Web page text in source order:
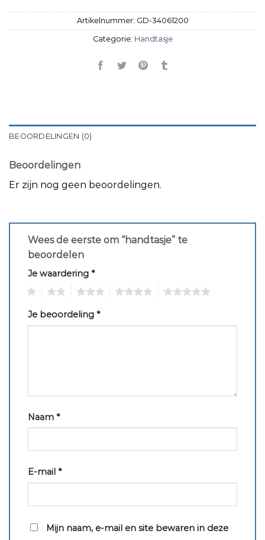
Artikelnummer: GD-34061200
Categorie: Handtasje
BEOORDELINGEN (0)
Beoordelingen
Er zijn nog geen beoordelingen.
Wees de eerste om “handtasje” te
beoordelen
Je waardering *
Je beoordeling *
Naam *
E-mail *
Mijn naam, e-mail en site bewaren in deze